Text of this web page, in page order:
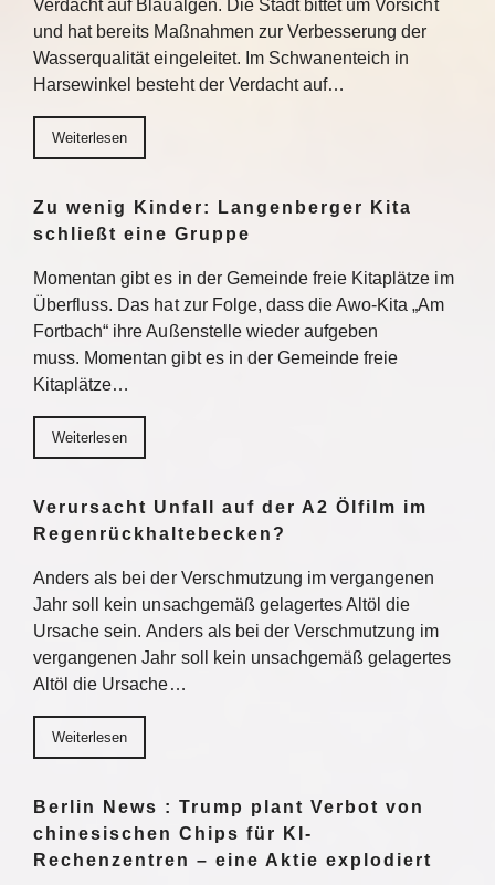
Verdacht auf Blaualgen. Die Stadt bittet um Vorsicht
und hat bereits Maßnahmen zur Verbesserung der
Wasserqualität eingeleitet. Im Schwanenteich in
Harsewinkel besteht der Verdacht auf…
Weiterlesen
Zu wenig Kinder: Langenberger Kita
schließt eine Gruppe
Momentan gibt es in der Gemeinde freie Kitaplätze im
Überfluss. Das hat zur Folge, dass die Awo-Kita „Am
Fortbach“ ihre Außenstelle wieder aufgeben
muss. Momentan gibt es in der Gemeinde freie
Kitaplätze…
Weiterlesen
Verursacht Unfall auf der A2 Ölfilm im
Regenrückhaltebecken?
Anders als bei der Verschmutzung im vergangenen
Jahr soll kein unsachgemäß gelagertes Altöl die
Ursache sein. Anders als bei der Verschmutzung im
vergangenen Jahr soll kein unsachgemäß gelagertes
Altöl die Ursache…
Weiterlesen
Berlin News : Trump plant Verbot von
chinesischen Chips für KI-
Rechenzentren – eine Aktie explodiert